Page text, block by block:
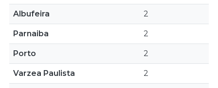
Albufeira 2
Parnaiba 2
Porto 2
Varzea Paulista 2